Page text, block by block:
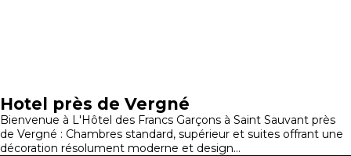
Hotel près de Vergné
Bienvenue à L'Hôtel des Francs Garçons à Saint Sauvant près
de Vergné : Chambres standard, supérieur et suites offrant une
décoration résolument moderne et design...